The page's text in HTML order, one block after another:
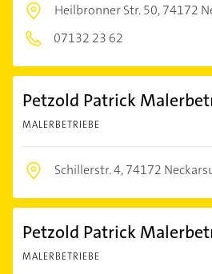
Heilbronner Str. 50,74172
07132 23 62
Petzold Patrick
MALERBETRIEBE
Schillerstr. 4,74172
Petzold Patrick
MALERBETRIEBE